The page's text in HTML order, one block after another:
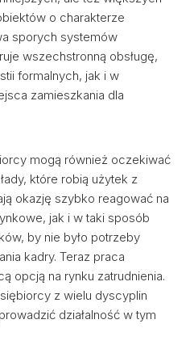
o charakterze
sporych systemów
wszechstronną obsługę,
formalnych, jak i w
zamieszkania dla
mogą również oczekiwać
które robią użytek z
okazję szybko reagować na
jak i w taki sposób
by nie było potrzeby
kadry. Teraz praca
opcją na rynku zatrudnienia.
z wielu dyscyplin
działalność w tym